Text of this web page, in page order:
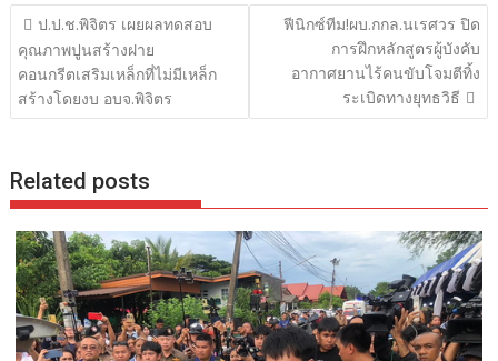
แนะแนว
เรื่อง
ป.ป.ช.พิจิตร เผยผลทดสอบ
คุณภาพปูนสร้างฝาย
คอนกรีตเสริมเหล็กที่ไม่มีเหล็ก
สร้างโดยงบ อบจ.พิจิตร
ฟีนิกซ์ทีม!ผบ.กกล.นเรศวร ปิด
การฝึกหลักสูตรผู้บังคับ
อากาศยานไร้คนขับโจมตีทิ้ง
ระเบิดทางยุทธวิธี
Related posts